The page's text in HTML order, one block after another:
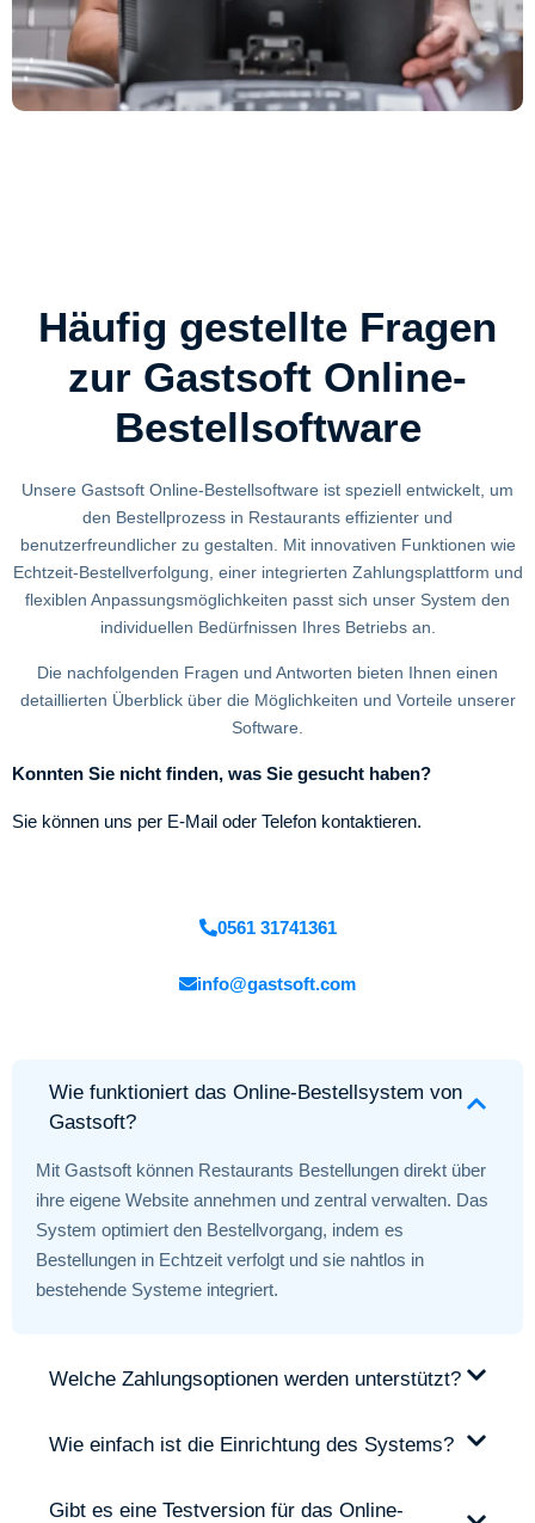
Häufig gestellte Fragen
zur Gastsoft Online-
Bestellsoftware​
Unsere Gastsoft Online-Bestellsoftware ist speziell entwickelt, um
den Bestellprozess in Restaurants effizienter und
benutzerfreundlicher zu gestalten. Mit innovativen Funktionen wie
Echtzeit-Bestellverfolgung, einer integrierten Zahlungsplattform und
flexiblen Anpassungsmöglichkeiten passt sich unser System den
individuellen Bedürfnissen Ihres Betriebs an.
Die nachfolgenden Fragen und Antworten bieten Ihnen einen
detaillierten Überblick über die Möglichkeiten und Vorteile unserer
Software.
Konnten Sie nicht finden, was Sie gesucht haben?
Sie können uns per E-Mail oder Telefon kontaktieren.
0561 31741361
info@gastsoft.com
Wie funktioniert das Online-Bestellsystem von
Gastsoft?
Mit Gastsoft können Restaurants Bestellungen direkt über
ihre eigene Website annehmen und zentral verwalten. Das
System optimiert den Bestellvorgang, indem es
Bestellungen in Echtzeit verfolgt und sie nahtlos in
bestehende Systeme integriert.
Welche Zahlungsoptionen werden unterstützt?
Wie einfach ist die Einrichtung des Systems?
Gibt es eine Testversion für das Online-